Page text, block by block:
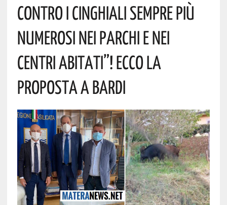
Contro I Cinghiali Sempre Più
Numerosi Nei Parchi E Nei
Centri Abitati”! Ecco La
Proposta A Bardi